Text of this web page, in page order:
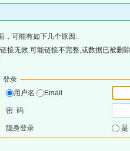
，可能有如下几个原因:
接无效,可能链接不完整,或数据已被删
登录
用户名
Email
密 码
隐身登录